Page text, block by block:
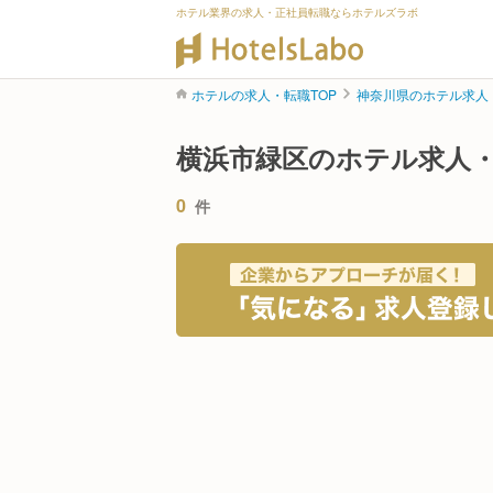
ホテル業界の求人・正社員転職ならホテルズラボ
ホテルの求人・転職TOP 神奈川県のホテル求人
横浜市緑区のホテル求人
0 件